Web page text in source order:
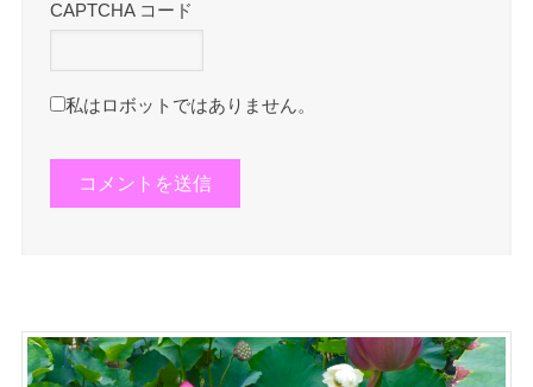
CAPTCHA コード
私はロボットではありません。